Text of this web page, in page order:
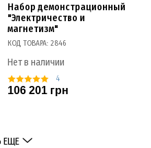
Набор демонстрационный
"Электричество и
магнетизм"
КОД ТОВАРА: 2846
Нет в наличии
4
106 201 грн
ЕЩЕ